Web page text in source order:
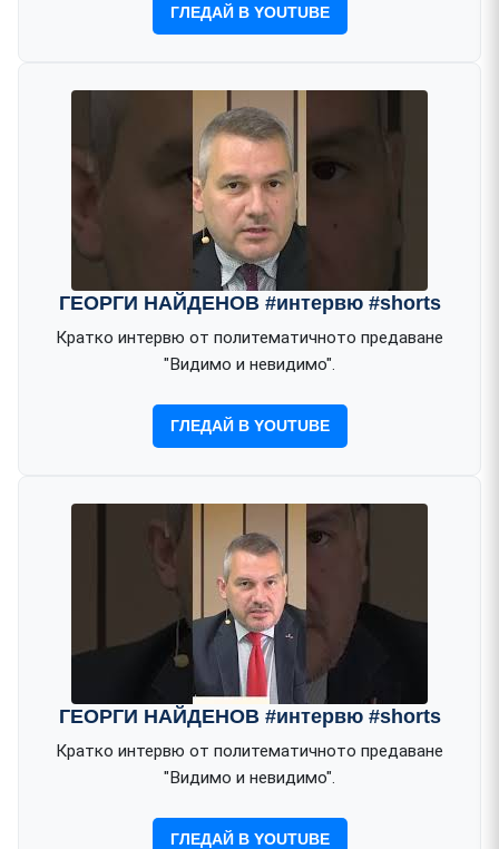
ГЛЕДАЙ В YOUTUBE
ГЕОРГИ НАЙДЕНОВ #интервю #shorts
Кратко интервю от политематичното предаване
"Видимо и невидимо".
ГЛЕДАЙ В YOUTUBE
ГЕОРГИ НАЙДЕНОВ #интервю #shorts
Кратко интервю от политематичното предаване
"Видимо и невидимо".
ГЛЕДАЙ В YOUTUBE